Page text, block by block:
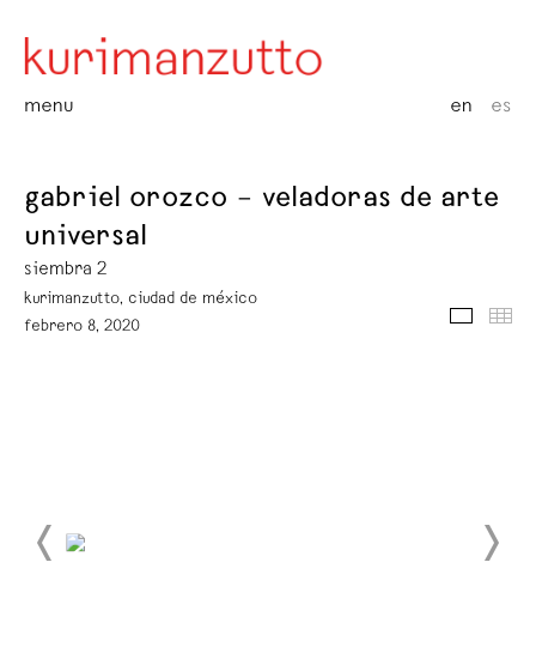
menu en es
gabriel orozco – veladoras de arte
universal
siembra 2
kurimanzutto, ciudad de méxico
febrero 8, 2020
media